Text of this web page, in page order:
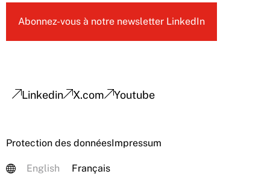
Abonnez-vous à notre newsletter LinkedIn
Linkedin X.com Youtube
Protection des donnéesImpressum
English Français